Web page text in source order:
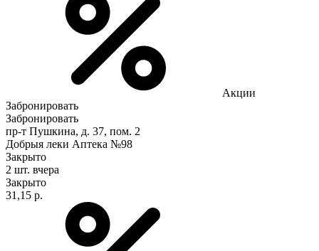
Акции
Забронировать
Забронировать
пр-т Пушкина, д. 37, пом. 2
Добрыя леки Аптека №98
Закрыто
2 шт. вчера
Закрыто
31,15 р.